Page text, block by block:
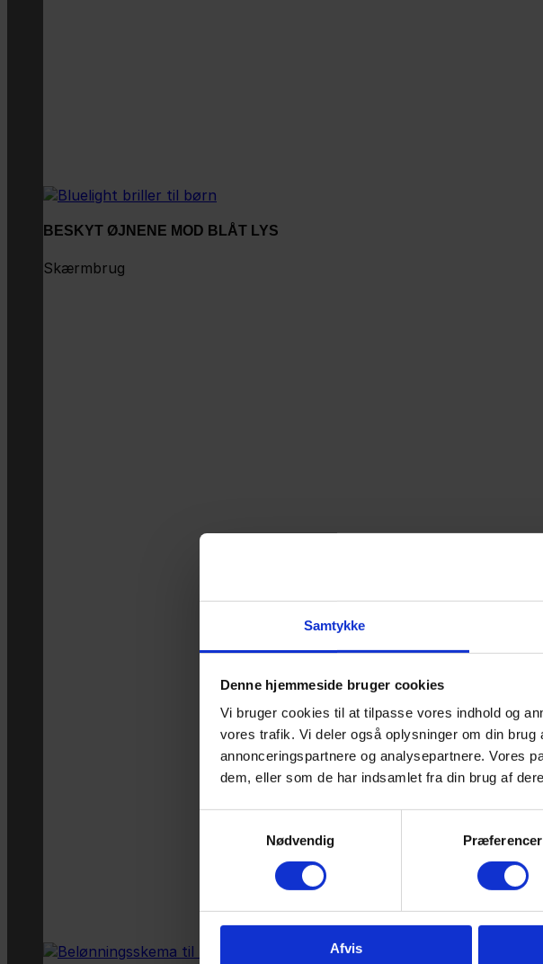
Samtykke
Denne hjemmeside bruger cookies
Vi bruger cookies til at tilpasse vores indhold og
vores trafik. Vi deler også oplysninger om din
annonceringspartnere og analysepartnere. Vores
dem, eller som de har indsamlet fra din brug af
Nødvendig
Præferencer
Afvis
BESKYT ØJNENE MOD BLÅT LYS
Skærmbrug